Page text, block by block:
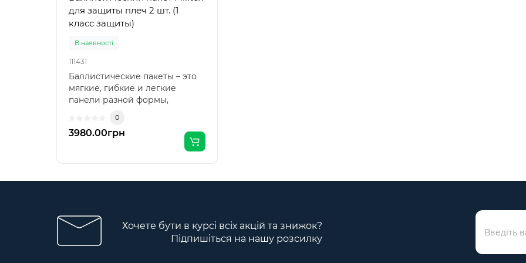
для защиты плеч 2 шт. (1
класс защиты)
В наявності
111431
Баллистические пакеты – это
мягкие, гибкие и легкие
панели разной формы,
обломков и вторичных
пакетов Militex: -
плотности (UHMWPE) бренда
Dyneema® (USA), считающийся
лучшим выбором для
0
3980.00грн
Хочете бути в курсі всіх акцій та знижок?
Підпишіться на нашу розсилку